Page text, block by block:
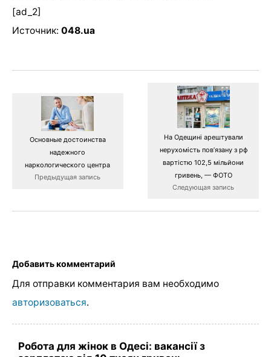
[ad_2]
Источник: 048.ua
Основные достоинства
надежного
наркологического центра
Предыдущая запись
На Одещині арештували
нерухомість пов’язану з рф
вартістю 102,5 мільйони
гривень, — ФОТО
Следующая запись
Добавить комментарий
Для отправки комментария вам необходимо
авторизоваться.
Робота для жінок в Одесі: вакансії з